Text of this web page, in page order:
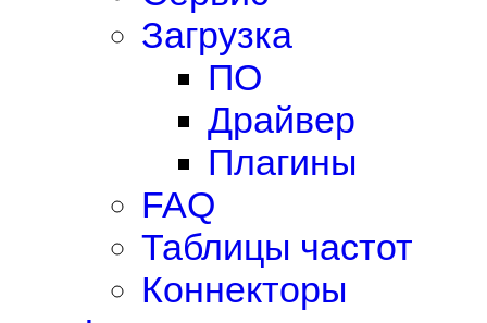
Загрузка
ПО
Драйвер
Плагины
FAQ
Таблицы частот
Коннекторы